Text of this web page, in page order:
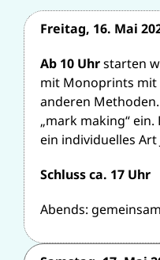
Freitag, 16. Mai
Ab 10 Uhrstarten
mit Monoprints mit
anderen
„mark making“
ein individuelles Art
Schluss ca. 17 Uhr
Abends: